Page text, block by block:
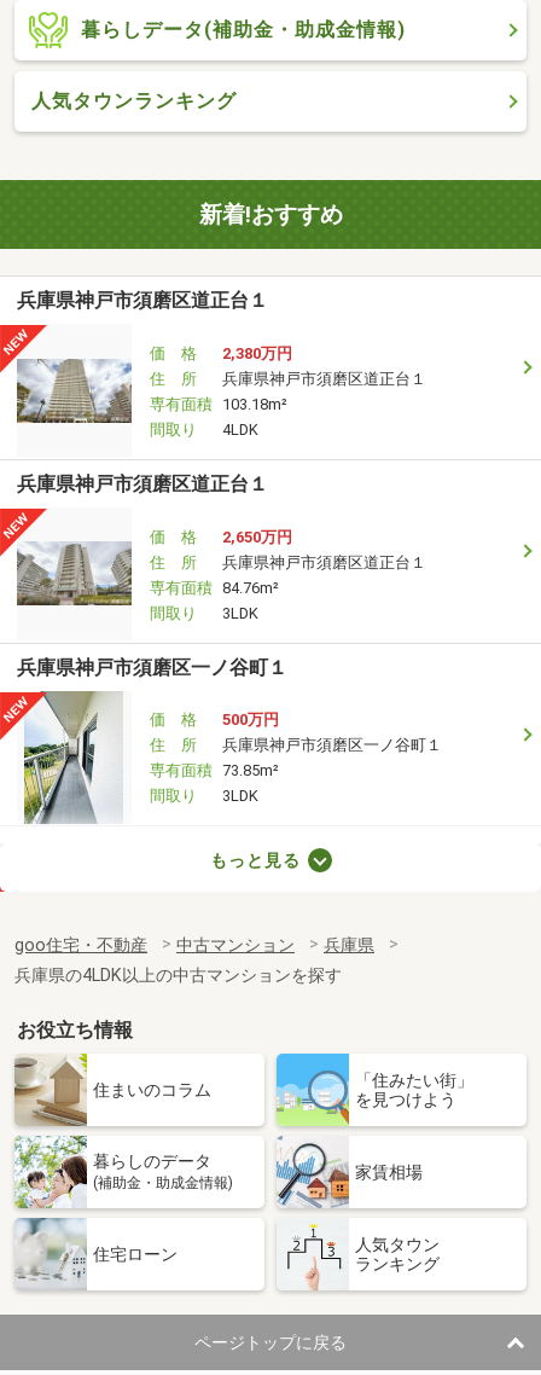
暮らしデータ(補助金・助成金情報)
人気タウンランキング
新着!おすすめ
兵庫県神戸市須磨区道正台１
価 格
2,380万円
住 所
兵庫県神戸市須磨区道正台１
専有面積 103.18m²
間取り
4LDK
兵庫県神戸市須磨区道正台１
価 格
2,650万円
住 所
兵庫県神戸市須磨区道正台１
専有面積 84.76m²
間取り
3LDK
兵庫県神戸市須磨区一ノ谷町１
価 格
500万円
住 所
兵庫県神戸市須磨区一ノ谷町１
専有面積 73.85m²
間取り
3LDK
兵庫県神戸市須磨区横尾１
専有面積 85.15m²
間取り
3LDK
兵庫県神戸市須磨区横尾５
価 格
880万円
兵庫県神戸市須磨区横尾５
専有面積 71.5m²
間取り
兵庫県神戸市須磨区須磨浦通２
1,480万円
住 所
兵庫県神戸市須磨区須磨浦通２
専有面積 78.43m²
間取り
3LDK
もっと見る
goo住宅・不動産 中古マンション
兵庫県
兵庫県の4LDK以上の中古マンションを探す
お役立ち情報
住まいのコラム
「住みたい街」
を見つけよう
暮らしのデータ
(補助金・助成金情報)
家賃相場
住宅ローン
人気タウン
ランキング
ページトップに戻る